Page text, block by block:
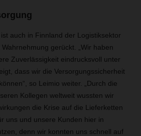
auch in Finnland der Logistiksektor
gerückt. „Wir haben
Zuverlässigkeit eindrucksvoll unter
dass wir die Versorgungssicherheit
so Leimio weiter. „Durch die
Kollegen weltweit wussten wir
die Krise auf die Lieferketten
uns und unsere Kunden hier in
denn wir konnten uns schnell auf